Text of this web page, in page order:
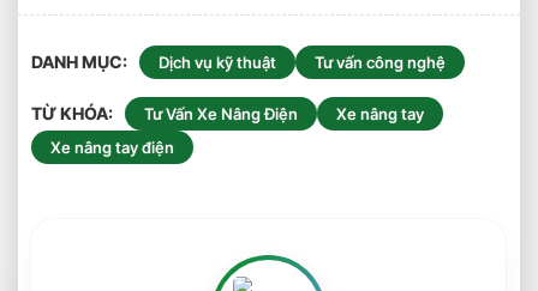
DANH MỤC Dịch vụ kỹ thuật Tư vấn công nghệ
TỪ KHÓA Tư Vấn Xe Nâng Điện
Xe nâng tay
Xe nâng tay điện